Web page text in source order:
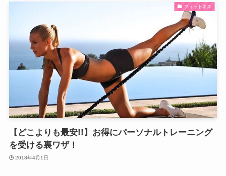
フィットネス
【どこよりも最安!!】お得にパーソナルトレーニング
を受ける裏ワザ！
2018年4月1日